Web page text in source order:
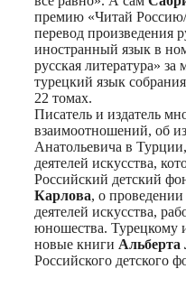
премию «Читай
перевод произведения
иностранный язык в
русская литература»
турецкий язык
22 томах.
Писатель и издатель
взаимоотношений, об
Анатольевича в
деятелей искусства,
Российский детский
Карлова, о
деятелей искусства,
юношества. Турецкому
новые книги Альберта
Российского детского